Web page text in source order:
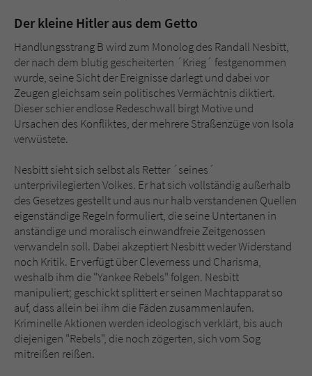
Der kleine Hitler aus dem Getto
Handlungsstrang B wird zum Monolog des Randall Nesbitt,
der nach dem blutig gescheiterten ´Krieg´ festgenommen
wurde, seine Sicht der Ereignisse darlegt und dabei vor
Zeugen gleichsam sein politisches Vermächtnis diktiert.
Dieser schier endlose Redeschwall birgt Motive und
Ursachen des Konfliktes, der mehrere Straßenzüge von Isola
verwüstete.
Nesbitt sieht sich selbst als Retter ´seines´
unterprivilegierten Volkes. Er hat sich vollständig außerhalb
des Gesetzes gestellt und aus nur halb verstandenen Quellen
eigenständige Regeln formuliert, die seine Untertanen in
anständige und moralisch einwandfreie Zeitgenossen
verwandeln soll. Dabei akzeptiert Nesbitt weder Widerstand
noch Kritik. Er verfügt über Cleverness und Charisma,
weshalb ihm die "Yankee Rebels" folgen. Nesbitt
manipuliert; geschickt splittert er seinen Machtapparat so
auf, dass allein bei ihm die Fäden zusammenlaufen.
Kriminelle Aktionen werden ideologisch verklärt, bis auch
diejenigen "Rebels", die noch zögerten, sich vom Sog
mitreißen reißen.